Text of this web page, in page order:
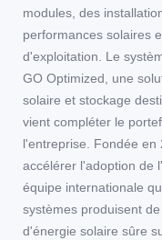
modules, des
performances solaires
d'exploitation. Le
GO Optimized, une
solaire et stockage
vient compléter le
l'entreprise. Fondée en
accélérer l'adoption de
équipe internationale
systèmes produisent
d'énergie solaire sûre